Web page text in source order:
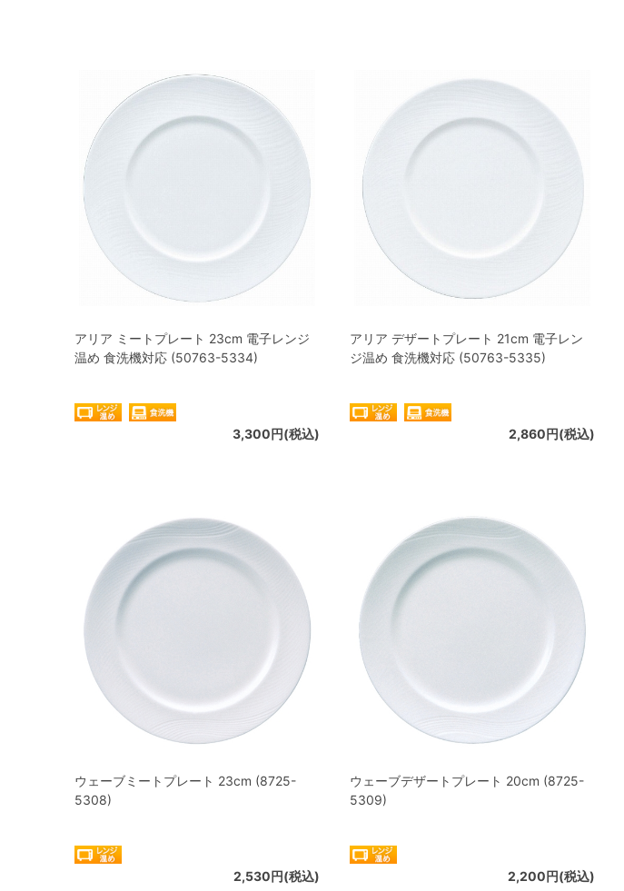
アリア ミートプレート 23cm 電子レンジ
温め 食洗機対応 (50763-5334)
3,300円(税込)
アリア デザートプレート 21cm 電子レン
ジ温め 食洗機対応 (50763-5335)
2,860円(税込)
ウェーブミートプレート 23cm (8725-
5308)
2,530円(税込)
ウェーブデザートプレート 20cm (8725-
5309)
2,200円(税込)